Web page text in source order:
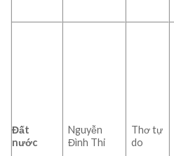
Đất
nước
Nguyễn
Đình Thi
Thơ tự
do